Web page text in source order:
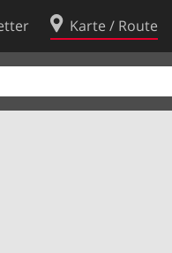
Karte / Route